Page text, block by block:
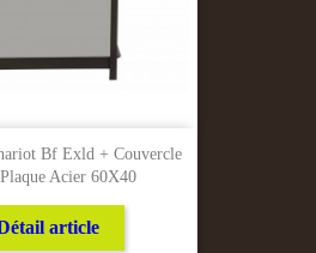
Bf Exld + Couvercle
Acier 60X40
article